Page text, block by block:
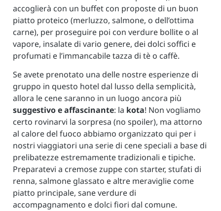
accoglierà con un buffet con proposte di un buon
piatto proteico (merluzzo, salmone, o dell’ottima
carne), per proseguire poi con verdure bollite o al
vapore, insalate di vario genere, dei dolci soffici e
profumati e l’immancabile tazza di tè o caffè.
Se avete prenotato una delle nostre esperienze di
gruppo in questo hotel dal lusso della semplicità,
allora le cene saranno in un luogo ancora più
suggestivo e affascinante: la kota! Non vogliamo
certo rovinarvi la sorpresa (no spoiler), ma attorno
al calore del fuoco abbiamo organizzato qui per i
nostri viaggiatori una serie di cene speciali a base di
prelibatezze estremamente tradizionali e tipiche.
Preparatevi a cremose zuppe con starter, stufati di
renna, salmone glassato e altre meraviglie come
piatto principale, sane verdure di
accompagnamento e dolci fiori dal comune.